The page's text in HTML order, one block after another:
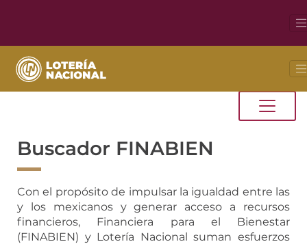
Buscador FINABIEN
Con el propósito de impulsar la igualdad entre las
y los mexicanos y generar acceso a recursos
financieros, Financiera para el Bienestar
(FINABIEN) y Lotería Nacional suman esfuerzos